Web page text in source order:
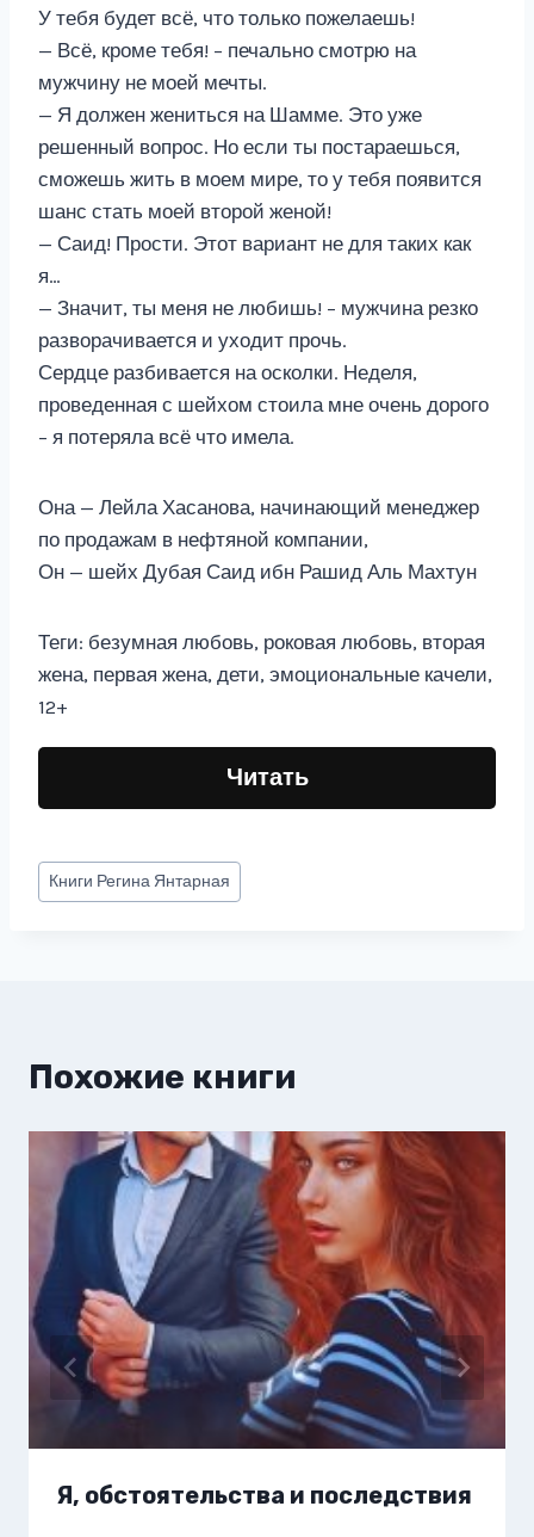
У тебя будет всё, что только пожелаешь!
— Всё, кроме тебя! – печально смотрю на
мужчину не моей мечты.
— Я должен жениться на Шамме. Это уже
решенный вопрос. Но если ты постараешься,
сможешь жить в моем мире, то у тебя появится
шанс стать моей второй женой!
— Саид! Прости. Этот вариант не для таких как
я…
— Значит, ты меня не любишь! – мужчина резко
разворачивается и уходит прочь.
Сердце разбивается на осколки. Неделя,
проведенная с шейхом стоила мне очень дорого
– я потеряла всё что имела.
Она — Лейла Хасанова, начинающий менеджер
по продажам в нефтяной компании,
Он — шейх Дубая Саид ибн Рашид Аль Махтун
Теги: безумная любовь, роковая любовь, вторая
жена, первая жена, дети, эмоциональные качели,
12+
Читать
Метки
записи:
Книги Регина Янтарная
Похожие книги
Я, обстоятельства и последствия